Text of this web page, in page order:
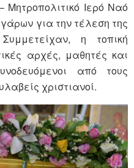
Ιερό Ναό
για την τέλεση της
η τοπική
αρχές, μαθητές και
από τους
χριστιανοί.